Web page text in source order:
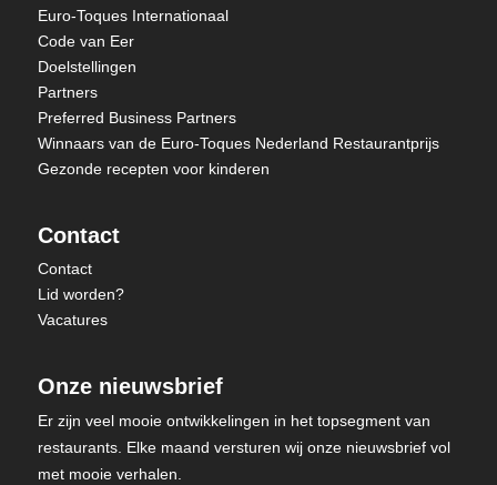
Euro-Toques Internationaal
Code van Eer
Doelstellingen
Partners
Preferred Business Partners
Winnaars van de Euro-Toques Nederland Restaurantprijs
Gezonde recepten voor kinderen
Contact
Contact
Lid worden?
Vacatures
Onze nieuwsbrief
Er zijn veel mooie ontwikkelingen in het topsegment van
restaurants. Elke maand versturen wij onze nieuwsbrief vol
met mooie verhalen.